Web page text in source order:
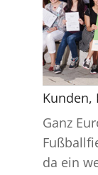
Kunden,
Ganz
da ein